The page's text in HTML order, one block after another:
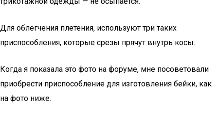
Для облегчения плетения, используют три таких
приспособления, которые срезы прячут внутрь косы.
Когда я показала это фото на форуме, мне посоветовали
приобрести приспособление для изготовления бейки, как
на фото ниже.